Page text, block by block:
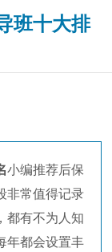
班十大排
小编推荐后保
非常值得记录
都有不为人知
年都会设置丰